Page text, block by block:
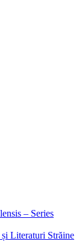
– Series
Literaturi Străine